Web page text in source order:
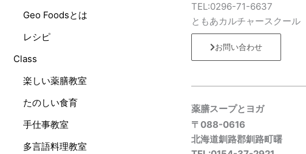
Geo Foodsとは
レシピ
Class
楽しい薬膳教室
たのしい食育
手仕事教室
多言語料理教室
TEL:0296-71-6637
ともあカルチャースクール
お問い合わせ
薬膳スープとヨガ
〒088-0616
北海道釧路郡釧路町曙